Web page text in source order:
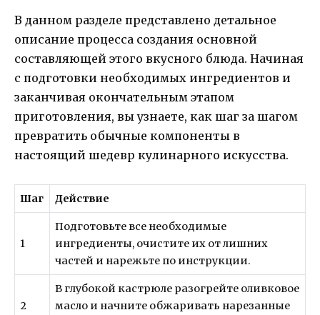
В данном разделе представлено детальное
описание процесса создания основной
составляющей этого вкусного блюда. Начиная
с подготовки необходимых ингредиентов и
заканчивая окончательным этапом
приготовления, вы узнаете, как шаг за шагом
превратить обычные компоненты в
настоящий шедевр кулинарного искусства.
Шаг Действие
1
Подготовьте все необходимые
ингредиенты, очистите их от лишних
частей и нарежьте по инструкции.
2
В глубокой кастрюле разогрейте оливковое
масло и начните обжаривать нарезанные